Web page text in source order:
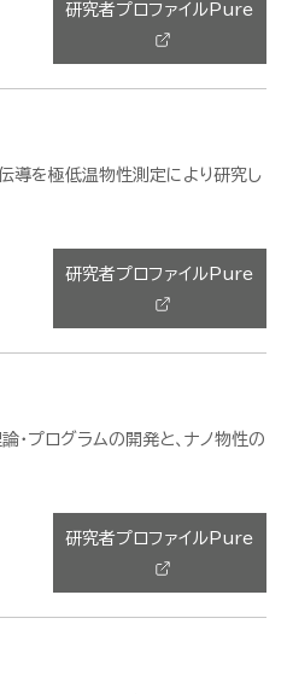
研究者プロファイルPure
導を極低温物性測定により研究し
研究者プロファイルPure
・プログラムの開発と、ナノ物性の
研究者プロファイルPure